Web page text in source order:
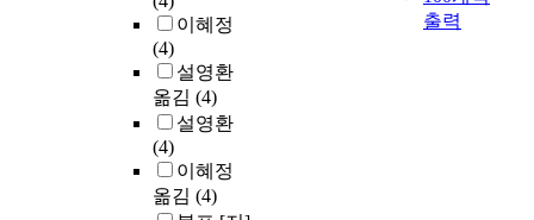
이혜정
(4)
설영환
옮김 (4)
설영환
(4)
이혜정
옮김 (4)
출력